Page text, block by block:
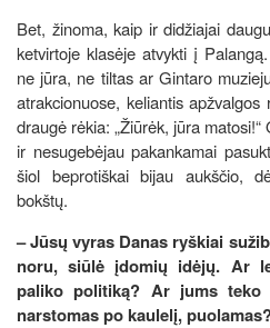
Bet, žinoma, kaip ir didžiajai
ketvirtoje klasėje atvykti į
ne jūra, ne tiltas ar Gintaro
atrakcionuose, keliantis
draugė rėkia: „Žiūrėk, jūra
ir nesugebėjau pakankamai
šiol beprotiškai bijau aukščio,
bokštų.
– Jūsų vyras Danas ryškiai
noru, siūlė įdomių idėjų. Ar
paliko politiką? Ar jums
narstomas po kaulelį,